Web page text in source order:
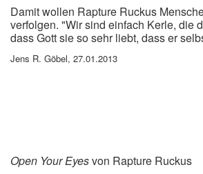
Damit wollen Rapture Ruckus
verfolgen. "Wir sind einfach Kerle, die
dass Gott sie so sehr liebt, dass er
Jens R. Göbel, 27.01.2013
Open Your Eyesvon Rapture Ruckus